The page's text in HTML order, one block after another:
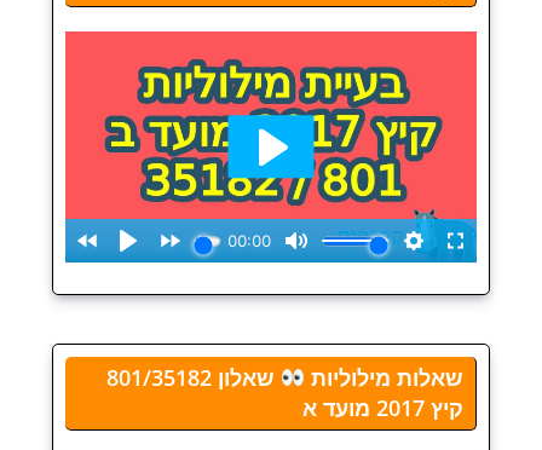
שאלות מילוליות
שאלון 801/35182
קיץ 2017 מועד א